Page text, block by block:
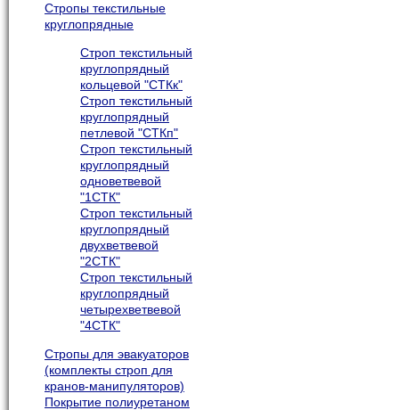
Стропы текстильные
круглопрядные
Строп текстильный
круглопрядный
кольцевой "СТКк"
Строп текстильный
круглопрядный
петлевой "СТКп"
Строп текстильный
круглопрядный
одноветвевой
"1СТК"
Строп текстильный
круглопрядный
двухветвевой
"2СТК"
Строп текстильный
круглопрядный
четырехветвевой
"4СТК"
Cтропы для эвакуаторов
(комплекты строп для
кранов-манипуляторов)
Покрытие полиуретаном